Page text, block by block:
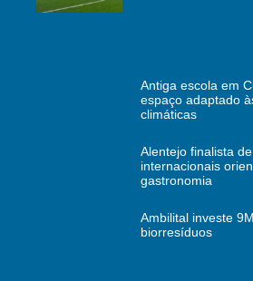
Antiga escola em
espaço adaptado
climáticas
Alentejo finalista
internacionais
gastronomia
Ambilital investe
biorresíduos